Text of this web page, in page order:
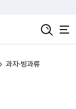
과자·빙과류